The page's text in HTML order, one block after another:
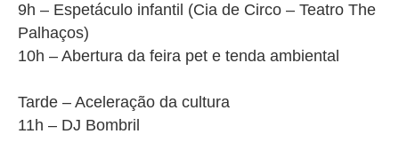
9h – Espetáculo infantil (Cia de Circo – Teatro The
Palhaços)
10h – Abertura da feira pet e tenda ambiental
Tarde – Aceleração da cultura
11h – DJ Bombril